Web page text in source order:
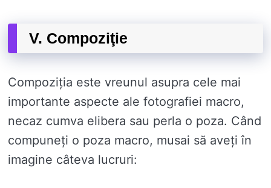
V. Compoziţie
Compoziția este vreunul asupra cele mai
importante aspecte ale fotografiei macro,
necaz cumva elibera sau perla o poza. Când
compuneți o poza macro, musai să aveți în
imagine câteva lucruri: